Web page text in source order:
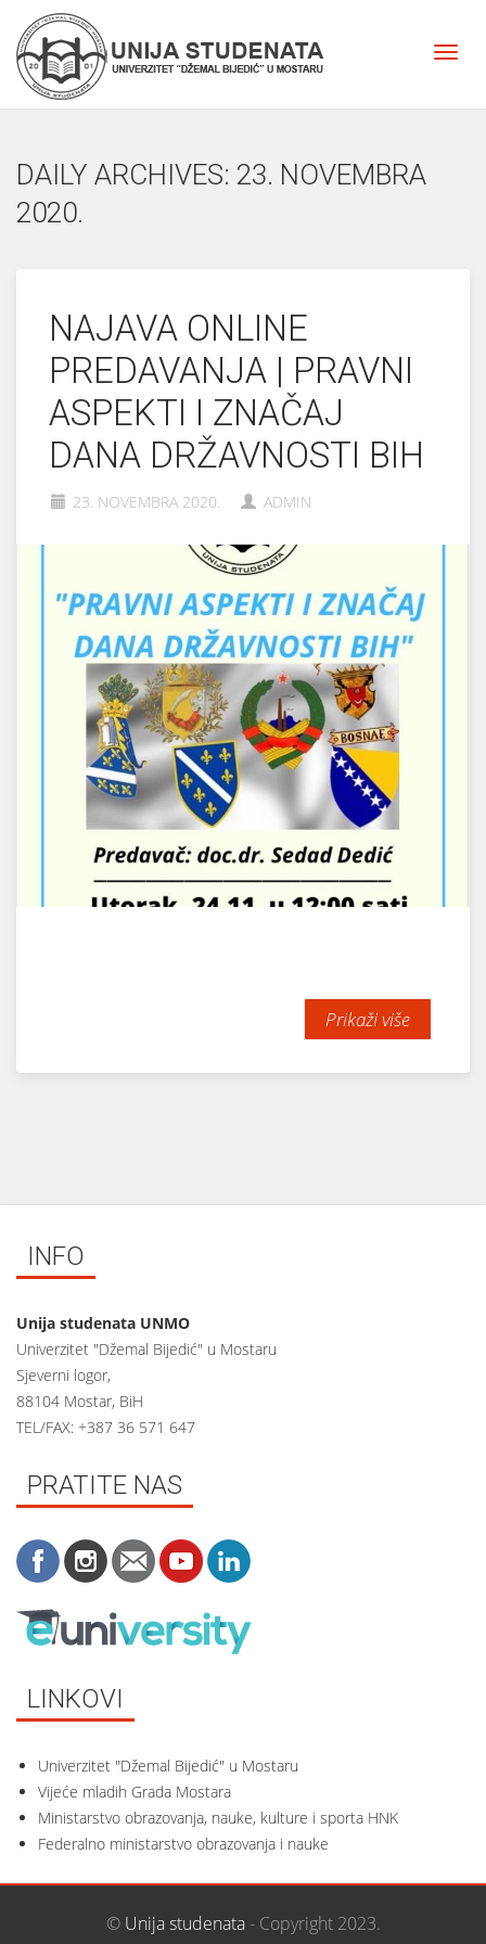
DAILY ARCHIVES: 23. NOVEMBRA
2020.
NAJAVA ONLINE
PREDAVANJA | PRAVNI
ASPEKTI I ZNAČAJ
DANA DRŽAVNOSTI BIH
23. NOVEMBRA 2020. ADMIN
Prikaži više
INFO
Unija studenata UNMO
Univerzitet "Džemal Bijedić" u Mostaru
Sjeverni logor,
88104 Mostar, BiH
TEL/FAX: +387 36 571 647
PRATITE NAS
LINKOVI
Univerzitet "Džemal Bijedić" u Mostaru
Vijeće mladih Grada Mostara
Ministarstvo obrazovanja, nauke, kulture i sporta HNK
Federalno ministarstvo obrazovanja i nauke
© Unija studenata- Copyright 2023.